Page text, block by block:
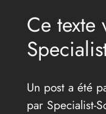
Ce texte
Un post a été
par Specialist-